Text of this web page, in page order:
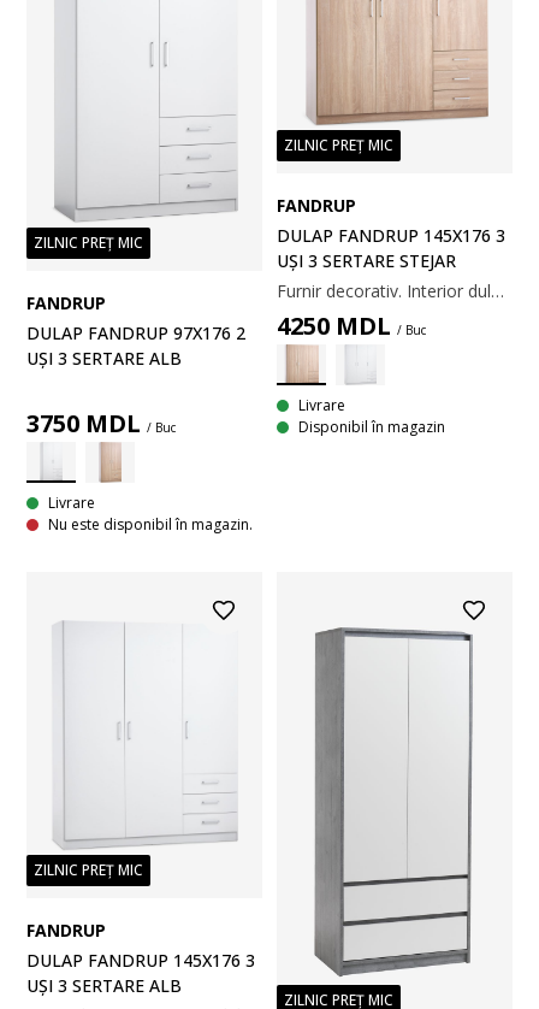
ZILNIC PREȚ MIC
FANDRUP
DULAP FANDRUP 97X176 2
UȘI 3 SERTARE ALB
3750 MDL / Buc
Livrare
Nu este disponibil în magazin.
ZILNIC PREȚ MIC
FANDRUP
DULAP FANDRUP 145X176 3
UȘI 3 SERTARE STEJAR
Furnir decorativ. Interior dulap: 3 rafturi și 1 bară pentru umerașe. 145x176x50 cm
4250 MDL / Buc
Livrare
Disponibil în magazin
ZILNIC PREȚ MIC
FANDRUP
DULAP FANDRUP 145X176 3
UȘI 3 SERTARE ALB
ZILNIC PREȚ MIC